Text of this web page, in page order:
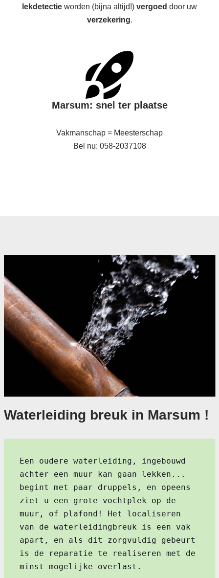
lekdetectie worden (bijna altijd!) vergoed door uw
verzekering.
Marsum: snel ter plaatse
Vakmanschap = Meesterschap
Bel nu: 058-2037108
Waterleiding breuk in Marsum !
Een oudere waterleiding, ingebouwd
achter een muur kan gaan lekken...
begint met paar druppels, en opeens
ziet u een grote vochtplek op de
muur, of plafond! Het localiseren
van de waterleidingbreuk is een vak
apart, en als dit zorgvuldig gebeurt
is de reparatie te realiseren met de
minst mogelijke overlast.